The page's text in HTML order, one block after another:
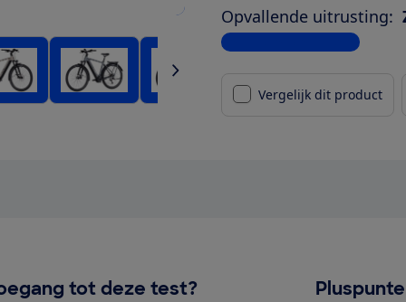
Opvallende uitrusting:
Bekijk alle specificaties
Vergelijk dit product
tot deze test?